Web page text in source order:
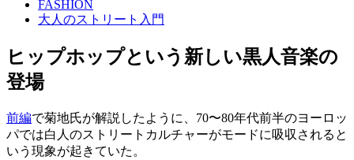
FASHION
大人のストリート入門
ヒップホップという新しい黒人音楽の
登場
前編で菊地氏が解説したように、70〜80年代前半のヨーロッ
パでは白人のストリートカルチャーがモードに吸収されると
いう現象が起きていた。